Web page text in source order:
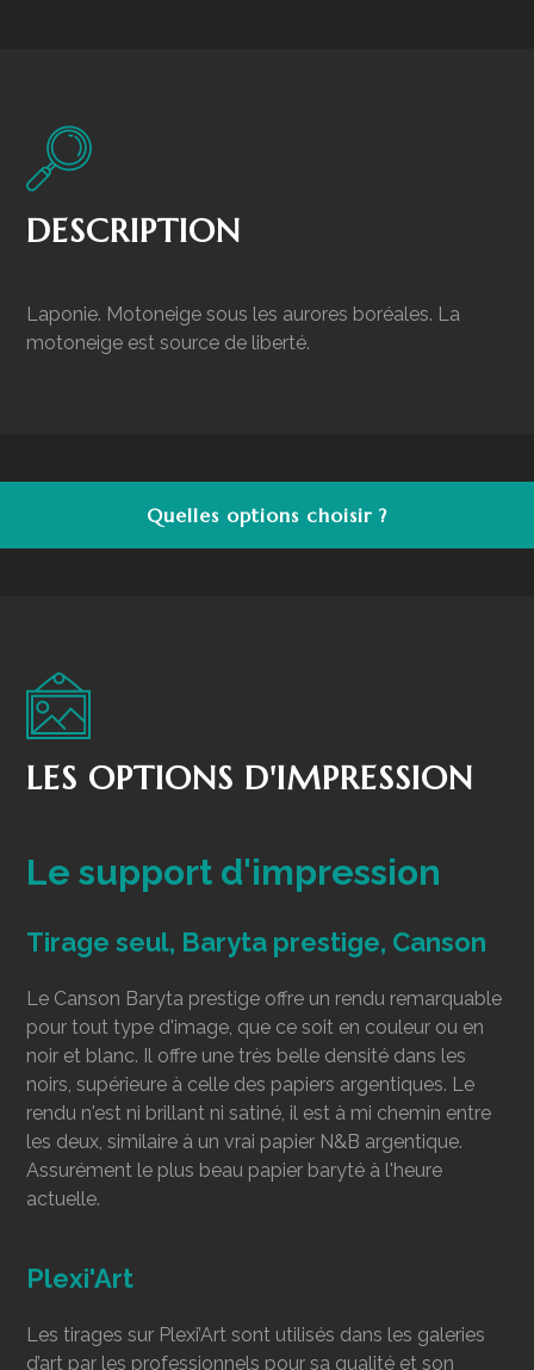
DESCRIPTION
Laponie. Motoneige sous les aurores boréales. La
motoneige est source de liberté.
Quelles options choisir ?
LES OPTIONS D'IMPRESSION
Le support d'impression
Tirage seul, Baryta prestige, Canson
Le Canson Baryta prestige offre un rendu remarquable
pour tout type d'image, que ce soit en couleur ou en
noir et blanc. Il offre une très belle densité dans les
noirs, supérieure à celle des papiers argentiques. Le
rendu n'est ni brillant ni satiné, il est à mi chemin entre
les deux, similaire à un vrai papier N&B argentique.
Assurément le plus beau papier baryté à l'heure
actuelle.
Plexi'Art
Les tirages sur Plexi’Art sont utilisés dans les galeries
d’art par les professionnels pour sa qualité et son